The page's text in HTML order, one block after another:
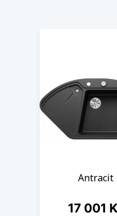
Antracit
Cena
17 001